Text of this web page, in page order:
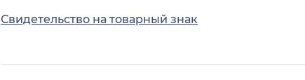
Свидетельство на товарный знак